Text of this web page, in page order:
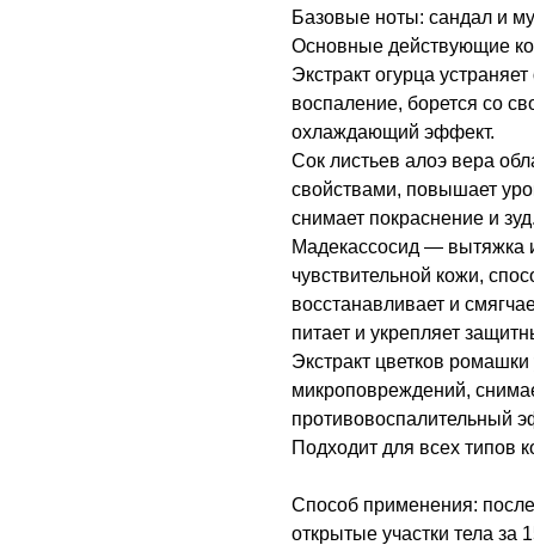
Базовые ноты: сандал и
Основные действующие
Экстракт огурца
воспаление, борется со
охлаждающий эффект.
Сок листьев алоэ вера
свойствами, повышает
снимает покраснение и зуд.
Мадекассосид — вытяжка
чувствительной кожи,
восстанавливает и
питает и укрепляет
Экстракт цветков
микроповреждений,
противовоспалительный
Подходит для всех типов
Способ применения:
открытые участки тела за